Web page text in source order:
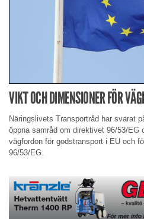
VIKT OCH DIMENSIONER FÖR
Näringslivets Transportråd har svarat
öppna samråd om direktivet 96/53/EG
vägfordon för godstransport i EU och
96/53/EG.